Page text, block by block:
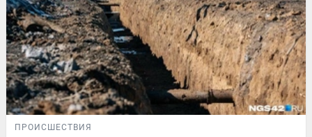
ПРОИСШЕСТВИЯ